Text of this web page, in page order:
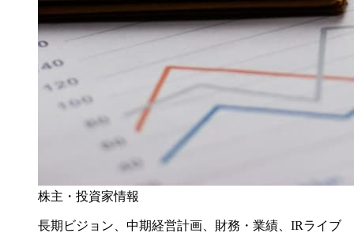
株主・投資家情報
長期ビジョン、中期経営計画、財務・業績、IRライブ